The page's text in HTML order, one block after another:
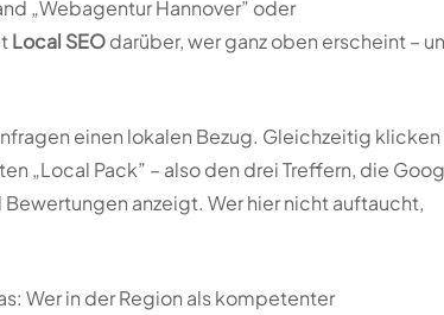
„Webagentur Hannover” oder
Local SEOdarüber, wer ganz oben erscheint –
einen lokalen Bezug. Gleichzeitig klicken
„Local Pack” – also den drei Treffern, die
anzeigt. Wer hier nicht auftaucht,
Wer in der Region als kompetenter